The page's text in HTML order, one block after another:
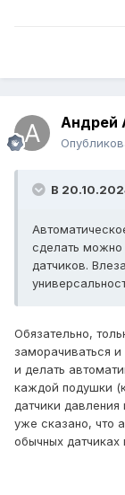
Андрей
В
сделать можно
датчиков.
Обязательно,
заморачиваться
и делать
каждой подушки
датчики
уже сказано, что
обычных датчиках